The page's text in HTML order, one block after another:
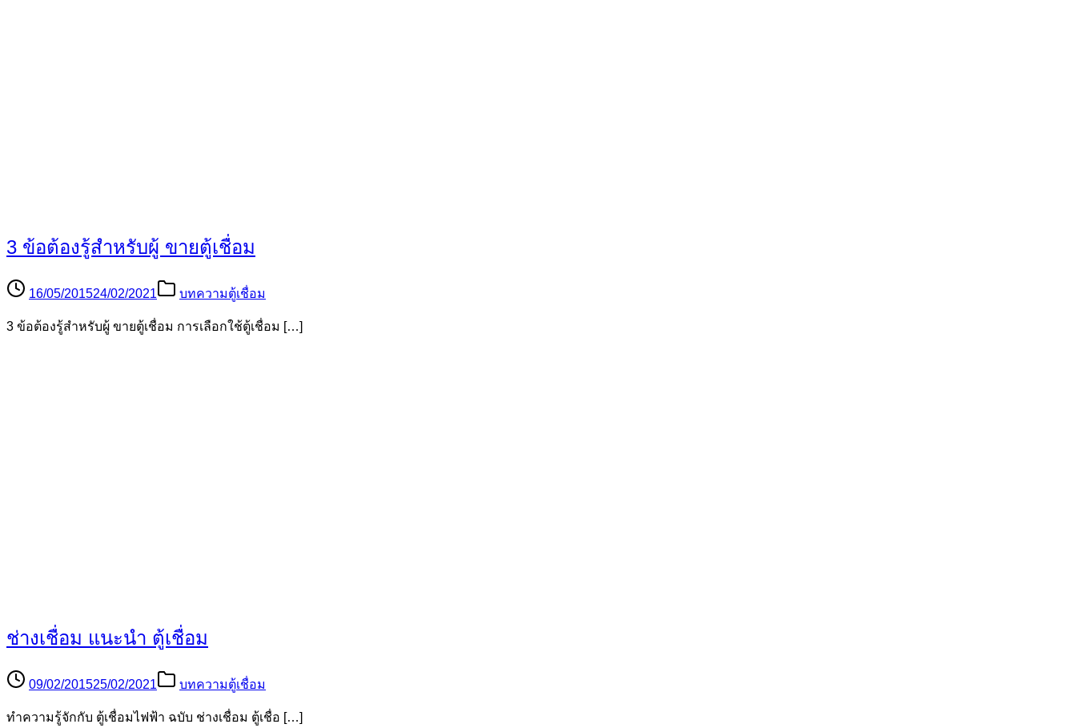
3 ข้อต้องรู้สำหรับผู้ ขายตู้เชื่อม
16/05/201524/02/2021 บทความตู้เชื่อม
3 ข้อต้องรู้สำหรับผู้ ขายตู้เชื่อม การเลือกใช้ตู้เชื่อม […]
ช่างเชื่อม แนะนำ ตู้เชื่อม
09/02/201525/02/2021 บทความตู้เชื่อม
ทำความรู้จักกับ ตู้เชื่อมไฟฟ้า ฉบับ ช่างเชื่อม ตู้เชื่อ […]